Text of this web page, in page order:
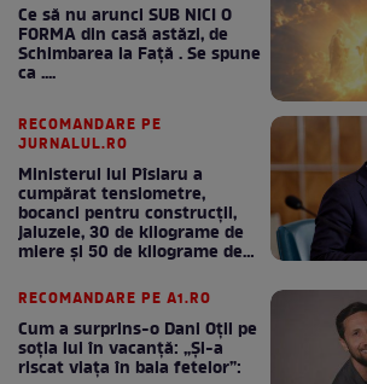
Ce să nu arunci SUB NICI O
FORMA din casă astăzi, de
Schimbarea la Față . Se spune
ca ....
RECOMANDARE PE
JURNALUL.RO
Ministerul lui Pîslaru a
cumpărat tensiometre,
bocanci pentru construcții,
jaluzele, 30 de kilograme de
miere și 50 de kilograme de
RECOMANDARE PE A1.RO
Cum a surprins-o Dani Oțil pe
soția lui în vacanță: „Și-a
riscat viața în baia fetelor”: